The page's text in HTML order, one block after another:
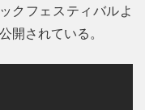
クフェスティバルよ
開されている。